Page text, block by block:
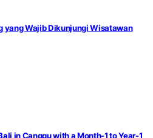
yang Wajib Dikunjungi Wisatawan
in Canggu with a Month-1 to Year-1